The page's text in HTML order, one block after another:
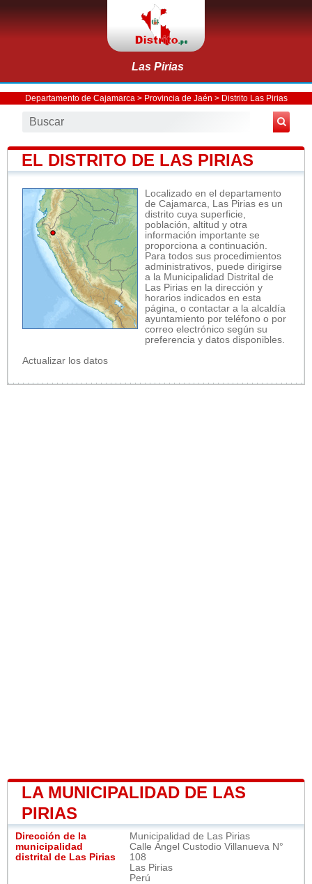
Las Pirias
Departamento de Cajamarca > Provincia de Jaén > Distrito Las Pirias
EL DISTRITO DE LAS PIRIAS
Localizado en el departamento
de Cajamarca, Las Pirias es un
distrito cuya superficie,
población, altitud y otra
información importante se
proporciona a continuación.
Para todos sus procedimientos
administrativos, puede dirigirse
a la Municipalidad Distrital de
Las Pirias en la dirección y
horarios indicados en esta
página, o contactar a la alcaldía
ayuntamiento por teléfono o por
correo electrónico según su
preferencia y datos disponibles.
Actualizar los datos
LA MUNICIPALIDAD DE LAS
PIRIAS
Dirección de la
municipalidad
distrital de Las Pirias
Municipalidad de Las Pirias
Calle Ángel Custodio Villanueva N°
108
Las Pirias
Perú